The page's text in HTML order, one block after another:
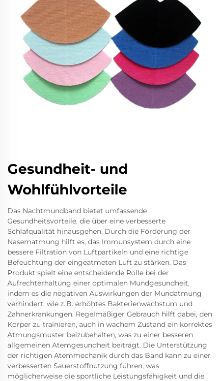
Gesundheit- und
Wohlfühlvorteile
Das Nachtmundband bietet umfassende
Gesundheitsvorteile, die über eine verbesserte
Schlafqualität hinausgehen. Durch die Förderung der
Nasematmung hilft es, das Immunsystem durch eine
bessere Filtration von Luftpartikeln und eine richtige
Befeuchtung der eingeatmeten Luft zu stärken. Das
Produkt spielt eine entscheidende Rolle bei der
Aufrechterhaltung einer optimalen Mundgesundheit,
indem es die negativen Auswirkungen der Mundatmung
verhindert, wie z. B. erhöhtes Bakterienwachstum und
Zahnerkrankungen. Regelmäßiger Gebrauch hilft dabei, den
Körper zu trainieren, auch in wachem Zustand ein korrektes
Atmungsmuster beizubehalten, was zu einer besseren
allgemeinen Atemgesundheit beiträgt. Die Unterstützung
der richtigen Atemmechanik durch das Band kann zu einer
verbesserten Sauerstoffnutzung führen, was
möglicherweise die sportliche Leistungsfähigkeit und die